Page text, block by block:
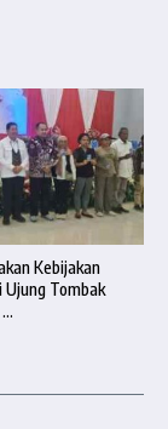
Kebijakan
Ujung Tombak